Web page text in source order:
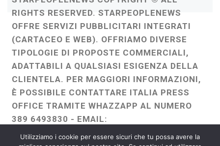
RIGHTS RESERVED. STARPEOPLENEWS
OFFRE SERVIZI PUBBLICITARI INTEGRATI
(CARTACEO E WEB). OFFRIAMO DIVERSE
TIPOLOGIE DI PROPOSTE COMMERCIALI,
ADATTABILI A QUALSIASI ESIGENZA DELLA
CLIENTELA. PER MAGGIORI INFORMAZIONI,
È POSSIBILE CONTATTARE ITALIA PRESS
OFFICE TRAMITE WHAZZAPP AL NUMERO
389 6493830 - EMAIL:
ITALIAPRESSOFFICE@GMAIL.COM
Utilizziamo i cookie per essere sicuri che tu possa avere la